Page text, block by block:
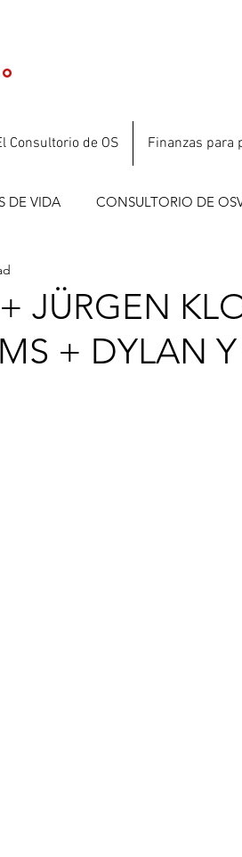
Consultorio de OS Finanzas para
DE VIDA CONSULTORIO DE
JÜRGEN
+ DYLAN